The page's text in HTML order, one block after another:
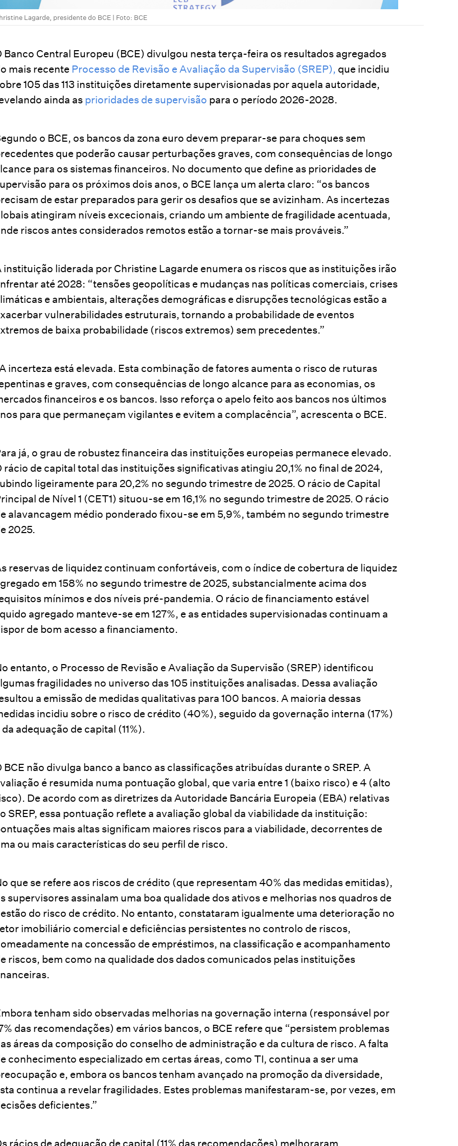
Lagarde, presidente do BCE | Foto: BCE
Banco Central Europeu (BCE) divulgou nesta terça-feira os resultados agregados
mais recente Processo de Revisão e Avaliação da Supervisão (SREP), que incidiu
105 das 113 instituições diretamente supervisionadas por aquela autoridade,
ainda as prioridades de supervisão para o período 2026-2028.
o BCE, os bancos da zona euro devem preparar-se para choques sem
que poderão causar perturbações graves, com consequências de longo
para os sistemas financeiros. No documento que define as prioridades de
para os próximos dois anos, o BCE lança um alerta claro: “os bancos
de estar preparados para gerir os desafios que se avizinham. As incertezas
atingiram níveis excecionais, criando um ambiente de fragilidade acentuada,
riscos antes considerados remotos estão a tornar-se mais prováveis.”
instituição liderada por Christine Lagarde enumera os riscos que as instituições irão
até 2028: “tensões geopolíticas e mudanças nas políticas comerciais, crises
e ambientais, alterações demográficas e disrupções tecnológicas estão a
vulnerabilidades estruturais, tornando a probabilidade de eventos
de baixa probabilidade (riscos extremos) sem precedentes.”
incerteza está elevada. Esta combinação de fatores aumenta o risco de ruturas
e graves, com consequências de longo alcance para as economias, os
financeiros e os bancos. Isso reforça o apelo feito aos bancos nos últimos
para que permaneçam vigilantes e evitem a complacência”, acrescenta o BCE.
já, o grau de robustez financeira das instituições europeias permanece elevado.
rácio de capital total das instituições significativas atingiu 20,1% no final de 2024,
ligeiramente para 20,2% no segundo trimestre de 2025. O rácio de Capital
de Nível 1 (CET1) situou-se em 16,1% no segundo trimestre de 2025. O rácio
alavancagem médio ponderado fixou-se em 5,9%, também no segundo trimestre
2025.
reservas de liquidez continuam confortáveis, com o índice de cobertura de liquidez
em 158% no segundo trimestre de 2025, substancialmente acima dos
mínimos e dos níveis pré-pandemia. O rácio de financiamento estável
agregado manteve-se em 127%, e as entidades supervisionadas continuam a
de bom acesso a financiamento.
entanto, o Processo de Revisão e Avaliação da Supervisão (SREP) identificou
fragilidades no universo das 105 instituições analisadas. Dessa avaliação
a emissão de medidas qualitativas para 100 bancos. A maioria dessas
incidiu sobre o risco de crédito (40%), seguido da governação interna (17%)
da adequação de capital (11%).
BCE não divulga banco a banco as classificações atribuídas durante o SREP. A
é resumida numa pontuação global, que varia entre 1 (baixo risco) e 4 (alto
De acordo com as diretrizes da Autoridade Bancária Europeia (EBA) relativas
SREP, essa pontuação reflete a avaliação global da viabilidade da instituição:
mais altas significam maiores riscos para a viabilidade, decorrentes de
ou mais características do seu perfil de risco.
que se refere aos riscos de crédito (que representam 40% das medidas emitidas),
supervisores assinalam uma boa qualidade dos ativos e melhorias nos quadros de
do risco de crédito. No entanto, constataram igualmente uma deterioração no
imobiliário comercial e deficiências persistentes no controlo de riscos,
na concessão de empréstimos, na classificação e acompanhamento
riscos, bem como na qualidade dos dados comunicados pelas instituições
tenham sido observadas melhorias na governação interna (responsável por
das recomendações) em vários bancos, o BCE refere que “persistem problemas
áreas da composição do conselho de administração e da cultura de risco. A falta
conhecimento especializado em certas áreas, como TI, continua a ser uma
e, embora os bancos tenham avançado na promoção da diversidade,
continua a revelar fragilidades. Estes problemas manifestaram-se, por vezes, em
deficientes.”
rácios de adequação de capital (11% das recomendações) melhoraram